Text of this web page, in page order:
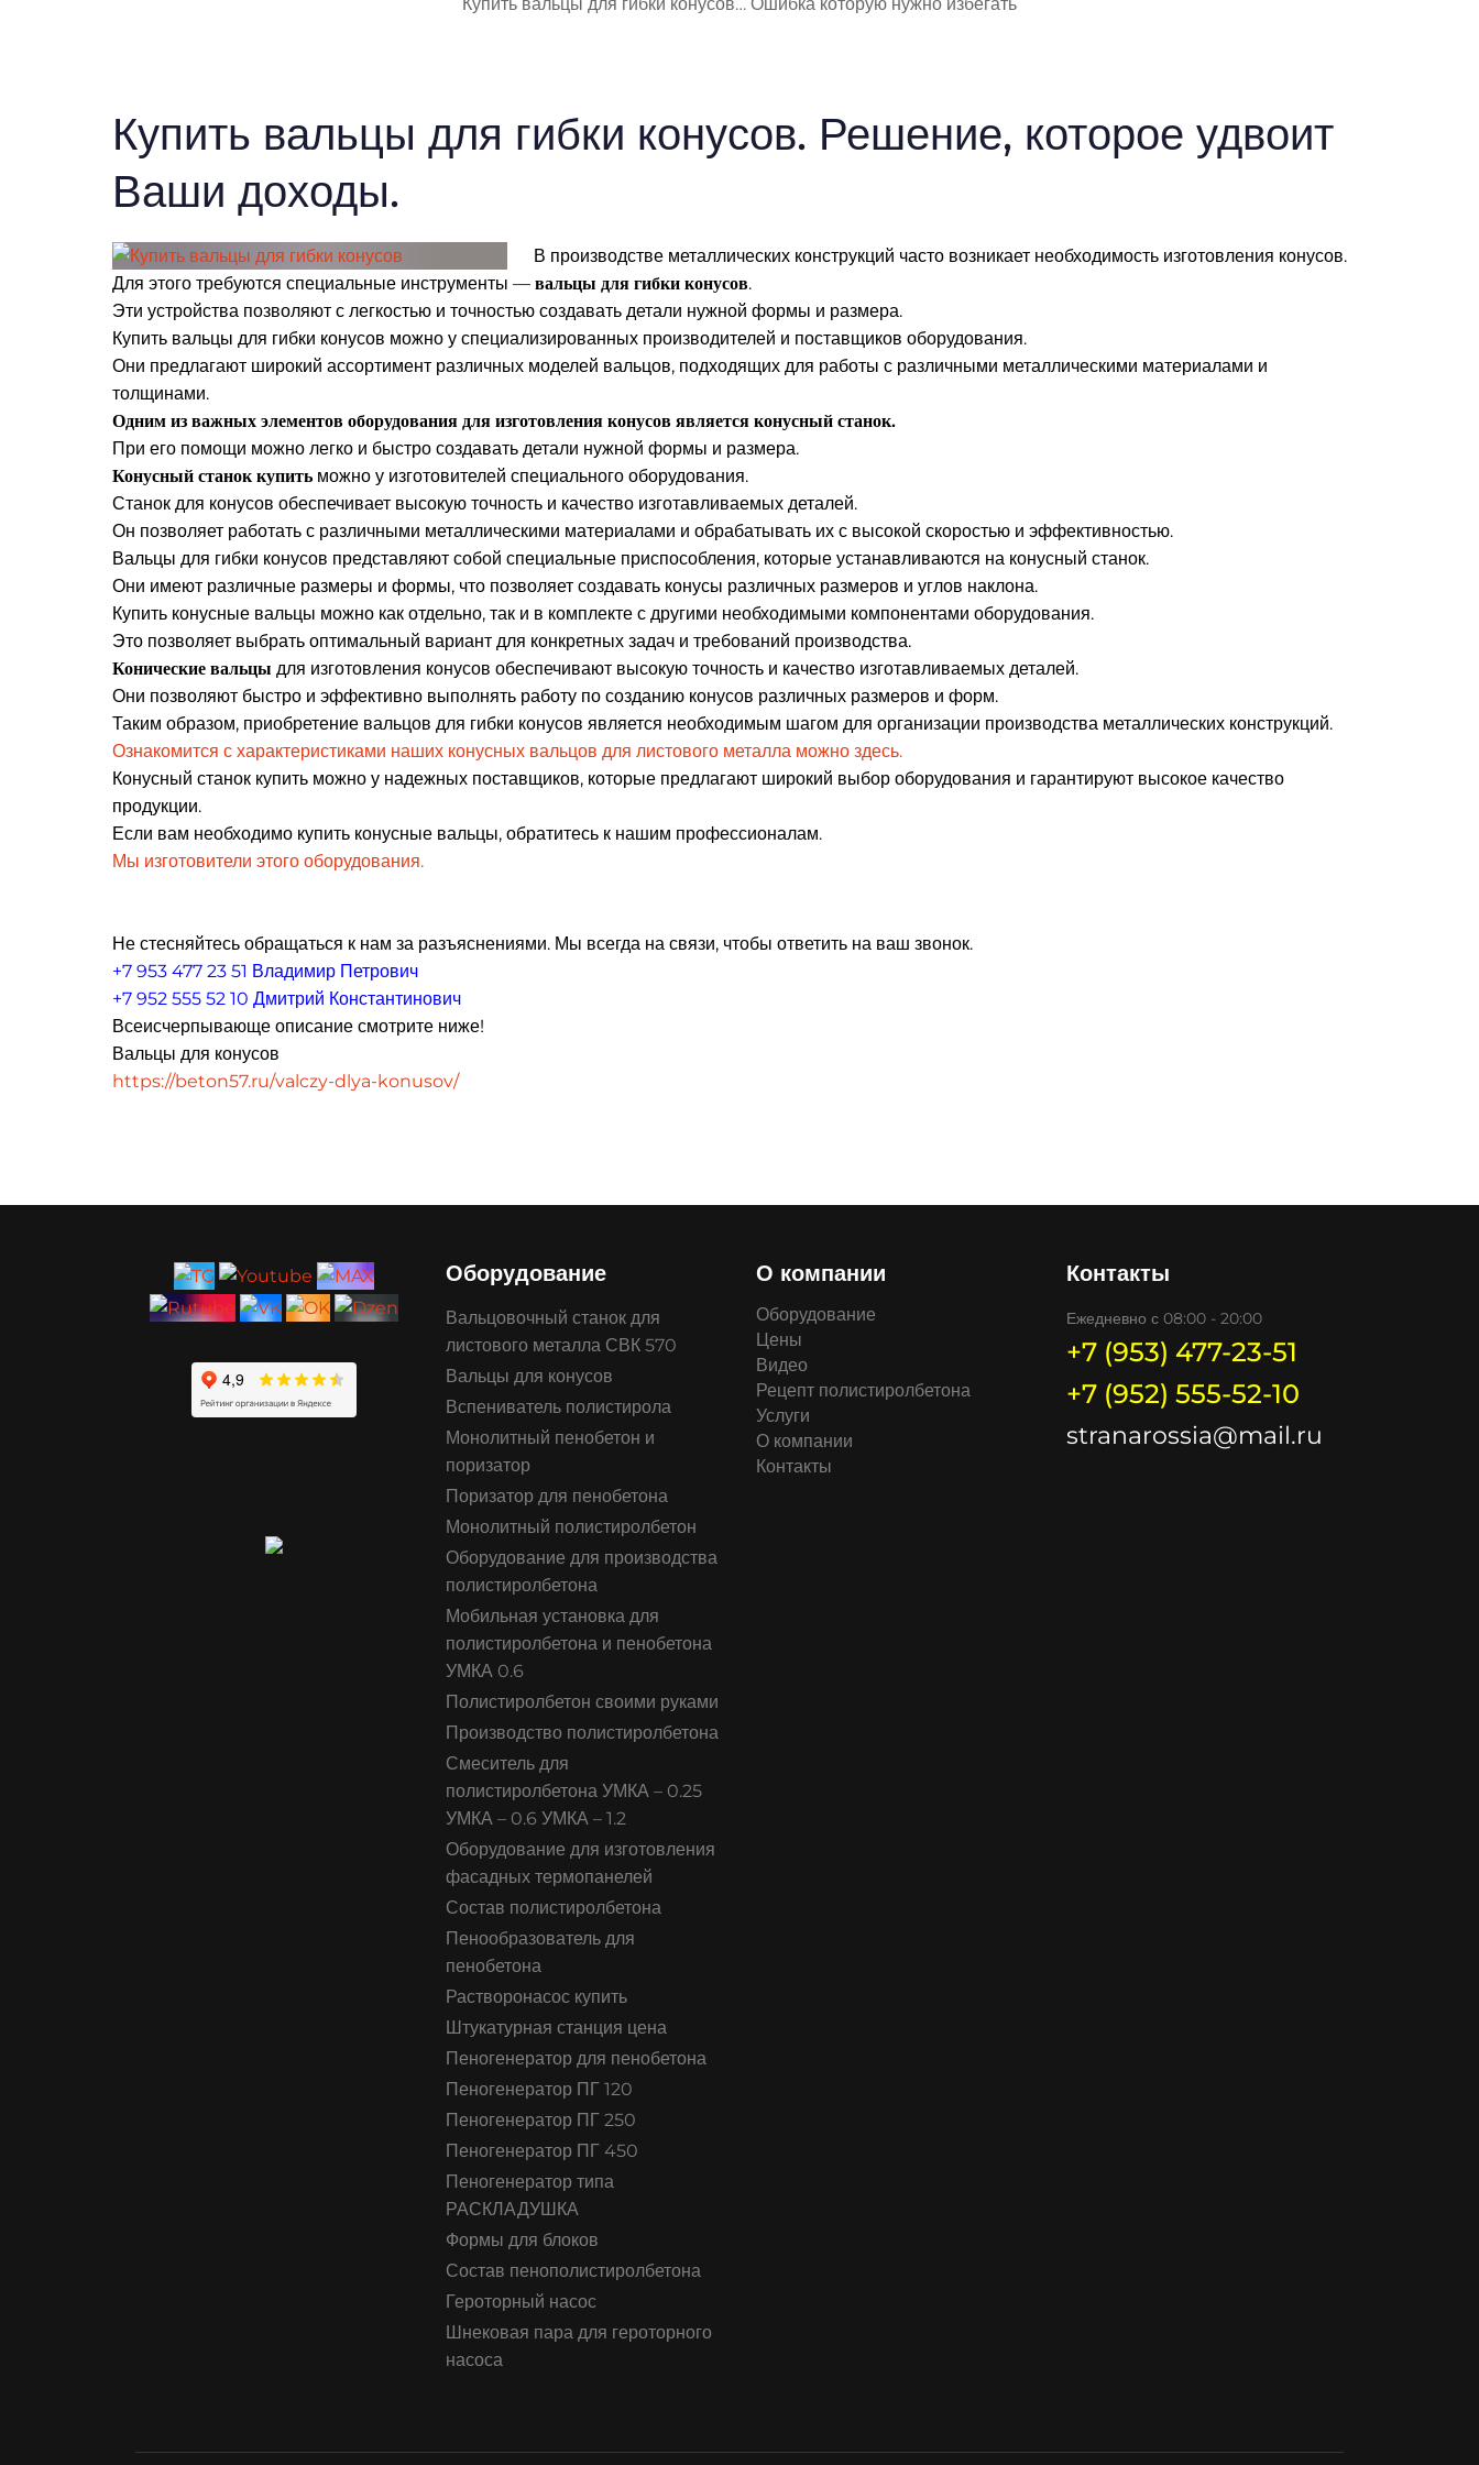
Купить вальцы для гибки конусов. Решение, которое удвоит
Ваши доходы.
В производстве металлических конструкций часто возникает необходимость изготовления конусов.
Для этого требуются специальные инструменты — вальцы для гибки конусов.
Эти устройства позволяют с легкостью и точностью создавать детали нужной формы и размера.
Купить вальцы для гибки конусов можно у специализированных производителей и поставщиков оборудования.
Они предлагают широкий ассортимент различных моделей вальцов, подходящих для работы с различными металлическими материалами и
толщинами.
Одним из важных элементов оборудования для изготовления конусов является конусный станок.
При его помощи можно легко и быстро создавать детали нужной формы и размера.
Конусный станок купить можно у изготовителей специального оборудования.
Станок для конусов обеспечивает высокую точность и качество изготавливаемых деталей.
Он позволяет работать с различными металлическими материалами и обрабатывать их с высокой скоростью и эффективностью.
Вальцы для гибки конусов представляют собой специальные приспособления, которые устанавливаются на конусный станок.
Они имеют различные размеры и формы, что позволяет создавать конусы различных размеров и углов наклона.
Купить конусные вальцы можно как отдельно, так и в комплекте с другими необходимыми компонентами оборудования.
Это позволяет выбрать оптимальный вариант для конкретных задач и требований производства.
Конические вальцы для изготовления конусов обеспечивают высокую точность и качество изготавливаемых деталей.
Они позволяют быстро и эффективно выполнять работу по созданию конусов различных размеров и форм.
Таким образом, приобретение вальцов для гибки конусов является необходимым шагом для организации производства металлических конструкций.
Ознакомится с характеристиками наших конусных вальцов для листового металла можно здесь.
Конусный станок купить можно у надежных поставщиков, которые предлагают широкий выбор оборудования и гарантируют высокое качество
продукции.
Если вам необходимо купить конусные вальцы, обратитесь к нашим профессионалам.
Мы изготовители этого оборудования.
Не стесняйтесь обращаться к нам за разъяснениями. Мы всегда на связи, чтобы ответить на ваш звонок.
+7 953 477 23 51 Владимир Петрович
+7 952 555 52 10 Дмитрий Константинович
Всеисчерпывающе описание смотрите ниже!
Вальцы для конусов
https://beton57.ru/valczy-dlya-konusov/
Оборудование
Вальцовочный станок для
листового металла СВК 570
Вальцы для конусов
Вспениватель полистирола
Монолитный пенобетон и
поризатор
Поризатор для пенобетона
Монолитный полистиролбетон
Оборудование для производства
полистиролбетона
Мобильная установка для
полистиролбетона и пенобетона
УМКА 0.6
Полистиролбетон своими руками
Производство полистиролбетона
Смеситель для
полистиролбетона УМКА – 0.25
УМКА – 0.6 УМКА – 1.2
Оборудование для изготовления
фасадных термопанелей
Состав полистиролбетона
Пенообразователь для
пенобетона
Растворонасос купить
Штукатурная станция цена
Пеногенератор для пенобетона
Пеногенератор ПГ 120
Пеногенератор ПГ 250
Пеногенератор ПГ 450
Пеногенератор типа
РАСКЛАДУШКА
Формы для блоков
Состав пенополистиролбетона
Героторный насос
Шнековая пара для героторного
насоса
О компании
Оборудование
Цены
Видео
Рецепт полистиролбетона
Услуги
О компании
Контакты
Контакты
Ежедневно с 08:00 - 20:00
+7 (953) 477-23-51
+7 (952) 555-52-10
stranarossia@mail.ru